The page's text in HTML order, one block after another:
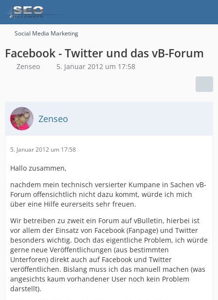
Social Media Marketing
Facebook - Twitter und das vB-Forum
Zenseo 5. Januar 2012 um 17:58
Zenseo
5. Januar 2012 um 17:58
Hallo zusammen,
nachdem mein technisch versierter Kumpane in Sachen vB-
Forum offensichtlich nicht dazu kommt, würde ich mich
über eine Hilfe eurerseits sehr freuen.
Wir betreiben zu zweit ein Forum auf vBulletin, hierbei ist
vor allem der Einsatz von Facebook (Fanpage) und Twitter
besonders wichtig. Doch das eigentliche Problem, ich würde
gerne neue Veröffentlichungen (aus bestimmten
Unterforen) direkt auch auf Facebook und Twitter
veröffentlichen. Bislang muss ich das manuell machen (was
angesichts kaum vorhandener User noch kein Problem
darstellt).